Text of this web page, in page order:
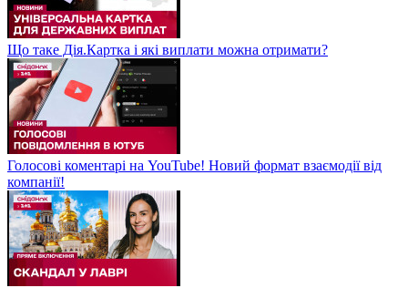
Що таке Дія.Картка і які виплати можна отримати?
Голосові коментарі на YouTube! Новий формат взаємодії від
компанії!